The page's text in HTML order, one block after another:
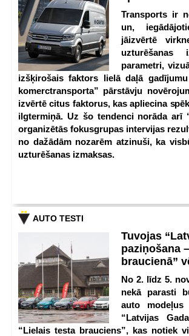
Transports ir
un,
jāizvērtē
uzturēšanas
parametri,
izšķirošais faktors lielā daļā
komerctransporta” pārstāvju
izvērtē citus faktorus, kas apliecina
ilgtermiņā. Uz šo tendenci norāda arī
organizētās fokusgrupas intervijas
no dažādām nozarēm atzinuši, ka
uzturēšanas izmaksas.
AUTO TESTI
Tuvojas
paziņošana
braucienā”
No 2. līdz 5.
nekā parasti
auto
“Latvijas
“Lielais testa brauciens”, kas notiek